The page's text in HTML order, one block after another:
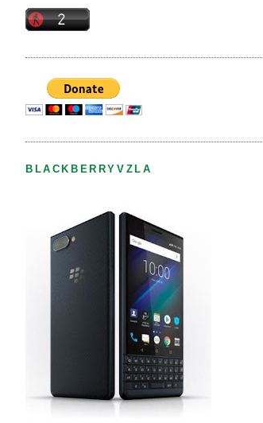
BLACKBERRYVZLA